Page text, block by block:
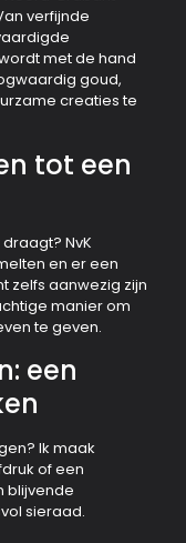
verfijnde
met de hand
goud,
creaties te
tot een
NvK
en er een
zelfs aanwezig zijn
manier om
te geven.
een
Ik maak
of een
blijvende
sieraad.